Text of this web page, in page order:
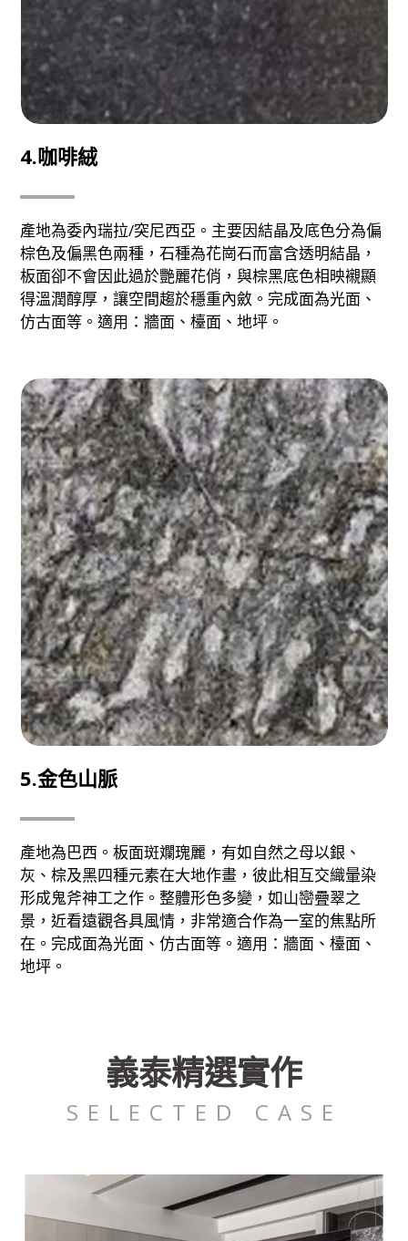
4.咖啡絨
產地為委內瑞拉/突尼西亞。主要因結晶及底色分為偏
棕色及偏黑色兩種，石種為花崗石而富含透明結晶，
板面卻不會因此過於艷麗花俏，與棕黑底色相映襯顯
得溫潤醇厚，讓空間趨於穩重內斂。完成面為光面、
仿古面等。適用：牆面、檯面、地坪。
5.金色山脈
產地為巴西。板面斑斕瑰麗，有如自然之母以銀、
灰、棕及黑四種元素在大地作畫，彼此相互交織暈染
形成鬼斧神工之作。整體形色多變，如山巒疊翠之
景，近看遠觀各具風情，非常適合作為一室的焦點所
在。完成面為光面、仿古面等。適用：牆面、檯面、
地坪。
義泰精選實作
SELECTED CASE